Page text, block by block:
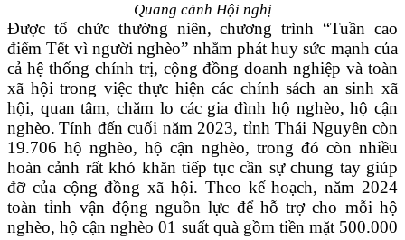
Quang cảnh Hội nghị
Được tổ chức thường niên, chương trình “Tuần cao
điểm Tết vì người nghèo” nhằm phát huy sức mạnh của
cả hệ thống chính trị, cộng đồng doanh nghiệp và toàn
xã hội trong việc thực hiện các chính sách an sinh xã
hội, quan tâm, chăm lo các gia đình hộ nghèo, hộ cận
nghèo. Tính đến cuối năm 2023, tỉnh Thái Nguyên còn
19.706 hộ nghèo, hộ cận nghèo, trong đó còn nhiều
hoàn cảnh rất khó khăn tiếp tục cần sự chung tay giúp
đỡ của cộng đồng xã hội. Theo kế hoạch, năm 2024
toàn tỉnh vận động nguồn lực để hỗ trợ cho mỗi hộ
nghèo, hộ cận nghèo 01 suất quà gồm tiền mặt 500.000